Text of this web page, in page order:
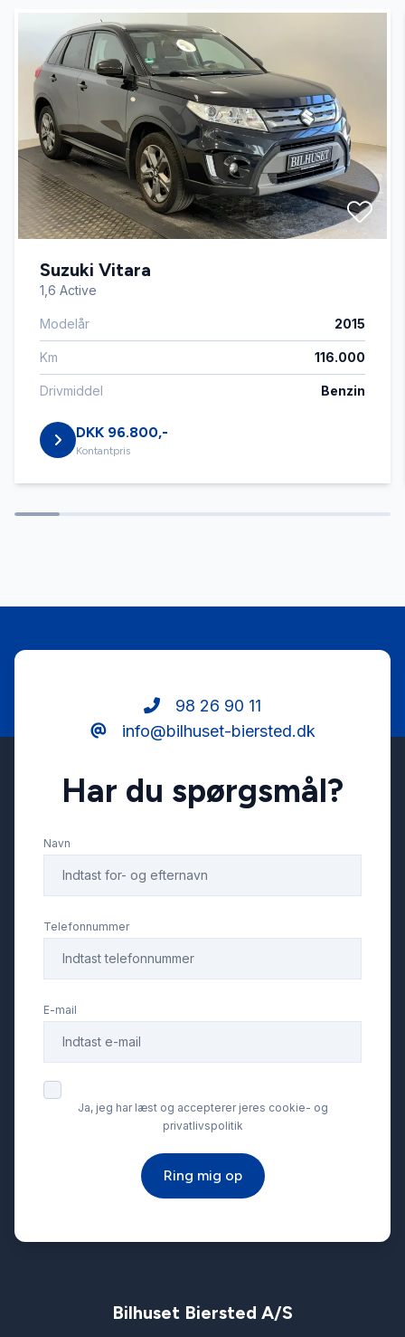
Automatisk lys
Automatisk nødbremse
Bluetooth
Buet lys
Dæktryksystem
El-klapbare sidespejle
El-ruder x4
Fartpilot
Kørecomputer
LED kørelys
Musikstreaming via bluetooth
Parkeringssensor bagved
Service OK
Skiltegenkendelse
Startspærre
Suzuki Vitara
1,6 Active
Modelår 2015
Km 116.000
Drivmiddel Benzin
DKK 96.800,-
Kontantpris
98 26 90 11
info@bilhuset-biersted.dk
Har du spørgsmål?
Navn
Telefonnummer
E-mail
Ja, jeg har læst og accepterer jeres cookie- og
privatlivspolitik
Ring mig op
Bilhuset Biersted A/S